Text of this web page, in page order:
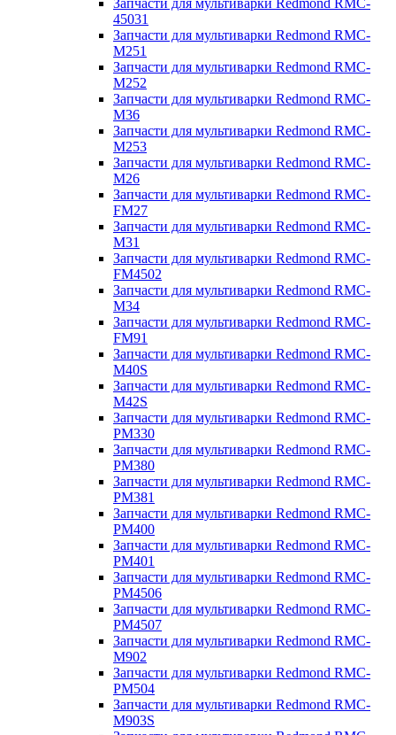
Запчасти для мультиварки Redmond RMC-
45031
Запчасти для мультиварки Redmond RMC-
M251
Запчасти для мультиварки Redmond RMC-
M252
Запчасти для мультиварки Redmond RMC-
M36
Запчасти для мультиварки Redmond RMC-
M253
Запчасти для мультиварки Redmond RMC-
M26
Запчасти для мультиварки Redmond RMC-
FM27
Запчасти для мультиварки Redmond RMC-
M31
Запчасти для мультиварки Redmond RMC-
FM4502
Запчасти для мультиварки Redmond RMC-
M34
Запчасти для мультиварки Redmond RMC-
FM91
Запчасти для мультиварки Redmond RMC-
M40S
Запчасти для мультиварки Redmond RMC-
M42S
Запчасти для мультиварки Redmond RMC-
PM330
Запчасти для мультиварки Redmond RMC-
PM380
Запчасти для мультиварки Redmond RMC-
PM381
Запчасти для мультиварки Redmond RMC-
PM400
Запчасти для мультиварки Redmond RMC-
PM401
Запчасти для мультиварки Redmond RMC-
PM4506
Запчасти для мультиварки Redmond RMC-
PM4507
Запчасти для мультиварки Redmond RMC-
M902
Запчасти для мультиварки Redmond RMC-
PM504
Запчасти для мультиварки Redmond RMC-
M903S